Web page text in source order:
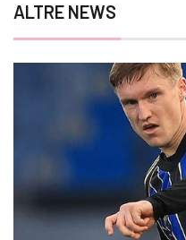
ALTRE NEWS